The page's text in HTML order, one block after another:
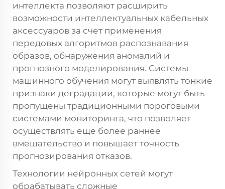
интеллекта позволяют расширить
возможности интеллектуальных кабельных
аксессуаров за счет применения
передовых алгоритмов распознавания
образов, обнаружения аномалий и
прогнозного моделирования. Системы
машинного обучения могут выявлять тонкие
признаки деградации, которые могут быть
пропущены традиционными пороговыми
системами мониторинга, что позволяет
осуществлять еще более раннее
вмешательство и повышает точность
прогнозирования отказов.
Технологии нейронных сетей могут
обрабатывать сложные